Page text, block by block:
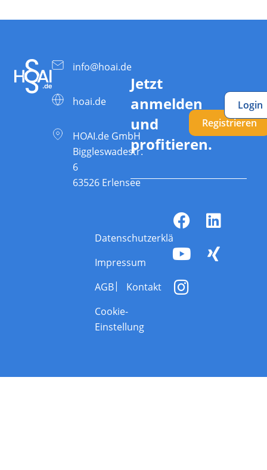
info@hoai.de
hoai.de
HOAI.de GmbH
Biggleswadestr.
6
63526 Erlensee
Jetzt
anmelden
und
profitieren.
Registrieren
Login
Datenschutzerklärung
Impressum
AGB
Kontakt
Cookie-
Einstellung